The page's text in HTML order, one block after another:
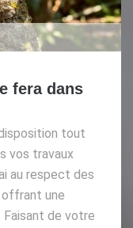
fera dans
tout
vos travaux
au respect des
offrant une
de votre